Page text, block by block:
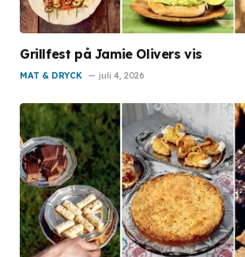
Grillfest på Jamie Olivers vis
MAT & DRYCK juli 4, 2026